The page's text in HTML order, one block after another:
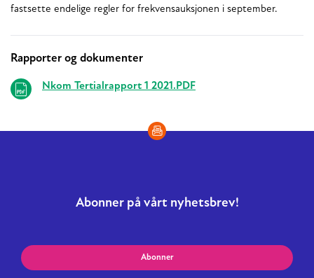
fastsette endelige regler for frekvensauksjonen i september.
Relaterte
Rapporter og dokumenter
Nkom Tertialrapport 1 2021.PDF
Abonner på vårt nyhetsbrev!
Abonner